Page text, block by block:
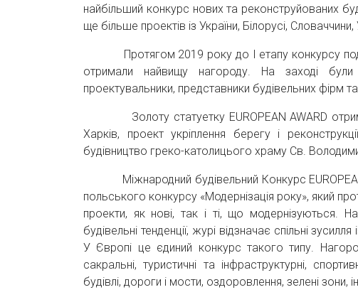
найбільший конкурс нових та реконструйованих
ще більше проектів із України, Білорусі, Словаччини,
Протягом 2019 року до І етапу конкурсу
отримали найвищу нагороду. На заході були
проектувальники, представники будівельних фірм
Золоту статуетку EUROPEAN AWARD
Харків, проект укріплення берегу і
будівництво греко-католицього храму Св.
Міжнародний будівельний Конкурс
польського конкурсу «Модернізація року», який
проекти, як нові, так і ті, що модернізуються.
будівельні тенденції, журі відзначає спільні
У Європі це єдиний конкурс такого типу.
сакральні, туристичні та інфраструктурні,
будівлі, дороги і мости, оздоровлення, зелені зони,